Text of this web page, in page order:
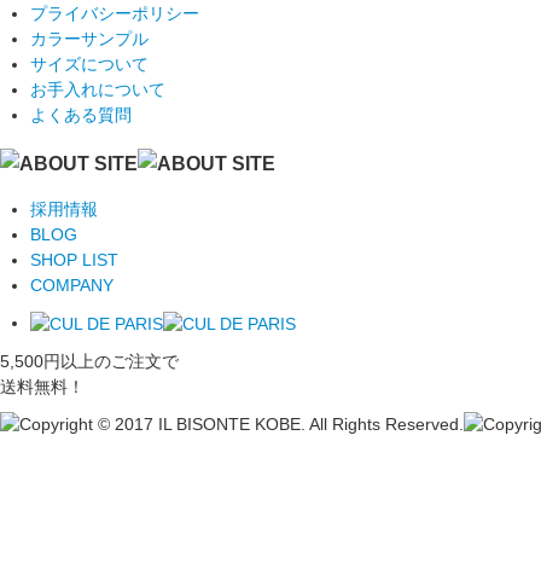
プライバシーポリシー
カラーサンプル
サイズについて
お手入れについて
よくある質問
採用情報
BLOG
SHOP LIST
COMPANY
5,500円以上のご注文で
送料無料！